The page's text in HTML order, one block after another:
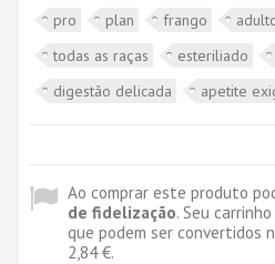
pro
plan frango
todas as raças
esteriliado
digestão delicada
apetite
Ao comprar este produto
de fidelização. Seu
que podem ser convertidos
2,84 €.